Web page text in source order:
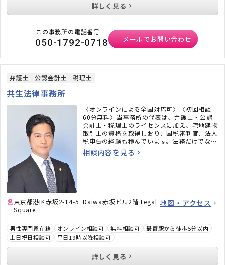
詳しく見る
この事務所の電話番号
050-1792-0718 メールでお問い合わせ
弁護士 公認会計士 税理士
共生法律事務所
〈オンラインによる全国対応可〉〈初回相談
60分無料〉当事務所の代表は、弁護士・公認
会計士・税理士のライセンスに加え、宅地建物
取引士の資格を取得しおり、国税審判官、法人
税申告の経験も積んでいます。法務だけでな
く、税務のことまで考えた包括的なサポートを
ご提供いたします。不動産・相続でお困りの
相談内容を見る
東京都港区赤坂2-14-5 Daiwa赤坂ビル2階 Legal
Square
地図・アクセス
男性専門家在籍 オンライン相談可 無料相談可
最寄駅から徒歩5分以内
土日祝日相談可
平日19時以降相談可
詳しく見る